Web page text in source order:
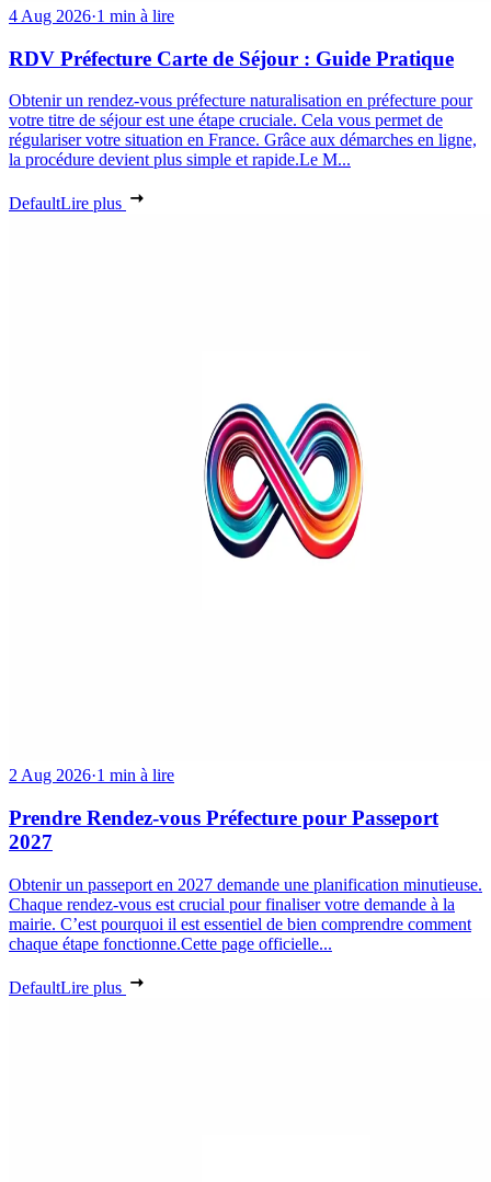
4 Aug 2026·1 min à lire
RDV Préfecture Carte de Séjour : Guide Pratique
Obtenir un rendez-vous préfecture naturalisation en préfecture pour
votre titre de séjour est une étape cruciale. Cela vous permet de
régulariser votre situation en France. Grâce aux démarches en ligne,
la procédure devient plus simple et rapide.Le M...
DefaultLire plus
2 Aug 2026·1 min à lire
Prendre Rendez-vous Préfecture pour Passeport
2027
Obtenir un passeport en 2027 demande une planification minutieuse.
Chaque rendez-vous est crucial pour finaliser votre demande à la
mairie. C’est pourquoi il est essentiel de bien comprendre comment
chaque étape fonctionne.Cette page officielle...
DefaultLire plus